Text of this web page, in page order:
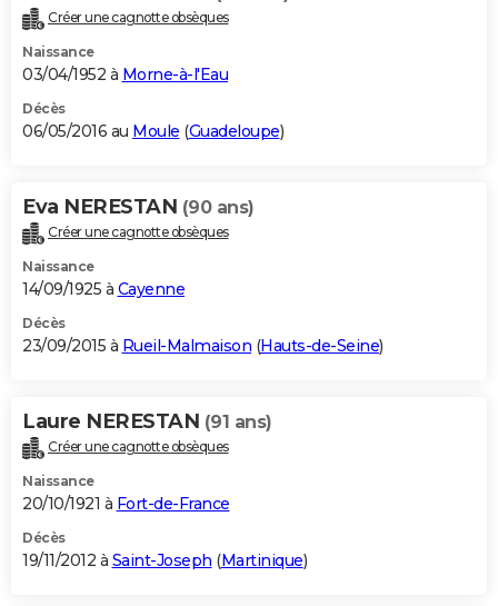
Créer une cagnotte obsèques
Naissance
03/04/1952 à Morne-à-l'Eau
Décès
06/05/2016 au Moule (Guadeloupe)
Eva NERESTAN (90 ans)
Créer une cagnotte obsèques
Naissance
14/09/1925 à Cayenne
Décès
23/09/2015 à Rueil-Malmaison (Hauts-de-Seine)
Laure NERESTAN (91 ans)
Créer une cagnotte obsèques
Naissance
20/10/1921 à Fort-de-France
Décès
19/11/2012 à Saint-Joseph (Martinique)